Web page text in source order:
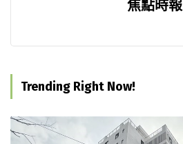
焦點時報
Trending Right Now!